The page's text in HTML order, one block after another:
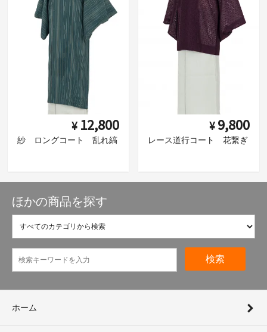
¥ 12,800
紗 ロングコート 乱れ縞
¥ 9,800
レース道行コート 花繋ぎ
ほかの商品を探す
検索
ホーム